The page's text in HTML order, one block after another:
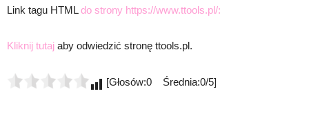
Link tagu HTMLdo strony https://www.ttools.pl/:
Kliknij tutaj aby odwiedzić stronę ttools.pl.
[Głosów:0 Średnia:0/5]